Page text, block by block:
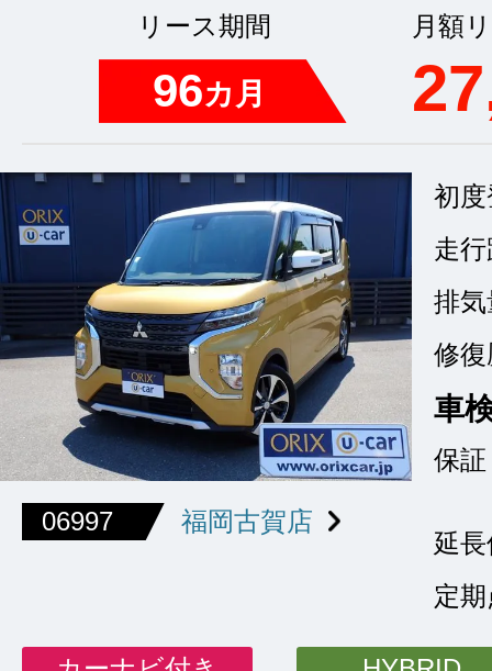
リース期間
96カ月
月額
06997 福岡古賀店
初
走
排気
修復
車
保証
延
定